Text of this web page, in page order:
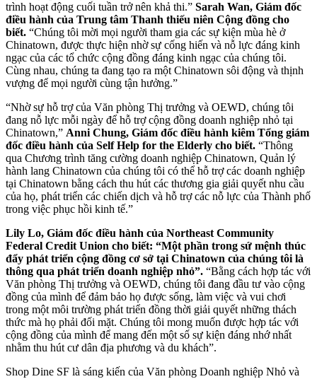
trình hoạt động cuối tuần trở nên khả thi.” Sarah Wan, Giám đốc
điều hành của Trung tâm Thanh thiếu niên Cộng đồng cho
biết. “Chúng tôi mời mọi người tham gia các sự kiện mùa hè ở
Chinatown, được thực hiện nhờ sự cống hiến và nỗ lực đáng kinh
ngạc của các tổ chức cộng đồng đáng kinh ngạc của chúng tôi.
Cùng nhau, chúng ta đang tạo ra một Chinatown sôi động và thịnh
vượng để mọi người cùng tận hưởng.”
“Nhờ sự hỗ trợ của Văn phòng Thị trưởng và OEWD, chúng tôi
đang nỗ lực mỗi ngày để hỗ trợ cộng đồng doanh nghiệp nhỏ tại
Chinatown,” Anni Chung, Giám đốc điều hành kiêm Tổng giám
đốc điều hành của Self Help for the Elderly cho biết. “Thông
qua Chương trình tăng cường doanh nghiệp Chinatown, Quản lý
hành lang Chinatown của chúng tôi có thể hỗ trợ các doanh nghiệp
tại Chinatown bằng cách thu hút các thương gia giải quyết nhu cầu
của họ, phát triển các chiến dịch và hỗ trợ các nỗ lực của Thành phố
trong việc phục hồi kinh tế.”
Lily Lo, Giám đốc điều hành của Northeast Community
Federal Credit Union cho biết: “Một phần trong sứ mệnh thúc
đẩy phát triển cộng đồng cơ sở tại Chinatown của chúng tôi là
thông qua phát triển doanh nghiệp nhỏ”. “Bằng cách hợp tác với
Văn phòng Thị trưởng và OEWD, chúng tôi đang đầu tư vào cộng
đồng của mình để đảm bảo họ được sống, làm việc và vui chơi
trong một môi trường phát triển đồng thời giải quyết những thách
thức mà họ phải đối mặt. Chúng tôi mong muốn được hợp tác với
cộng đồng của mình để mang đến một số sự kiện đáng nhớ nhất
nhằm thu hút cư dân địa phương và du khách”.
Shop Dine SF là sáng kiến của Văn phòng Doanh nghiệp Nhỏ và